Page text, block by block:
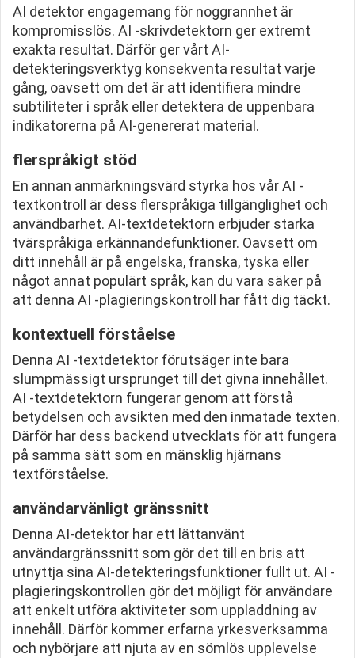
AI detektor engagemang för noggrannhet är
kompromisslös. AI -skrivdetektorn ger extremt
exakta resultat. Därför ger vårt AI-
detekteringsverktyg konsekventa resultat varje
gång, oavsett om det är att identifiera mindre
subtiliteter i språk eller detektera de uppenbara
indikatorerna på AI-genererat material.
flerspråkigt stöd
En annan anmärkningsvärd styrka hos vår AI -
textkontroll är dess flerspråkiga tillgänglighet och
användbarhet. AI-textdetektorn erbjuder starka
tvärspråkiga erkännandefunktioner. Oavsett om
ditt innehåll är på engelska, franska, tyska eller
något annat populärt språk, kan du vara säker på
att denna AI -plagieringskontroll har fått dig täckt.
kontextuell förståelse
Denna AI -textdetektor förutsäger inte bara
slumpmässigt ursprunget till det givna innehållet.
AI -textdetektorn fungerar genom att förstå
betydelsen och avsikten med den inmatade texten.
Därför har dess backend utvecklats för att fungera
på samma sätt som en mänsklig hjärnans
textförståelse.
användarvänligt gränssnitt
Denna AI-detektor har ett lättanvänt
användargränssnitt som gör det till en bris att
utnyttja sina AI-detekteringsfunktioner fullt ut. AI -
plagieringskontrollen gör det möjligt för användare
att enkelt utföra aktiviteter som uppladdning av
innehåll. Därför kommer erfarna yrkesverksamma
och nybörjare att njuta av en sömlös upplevelse